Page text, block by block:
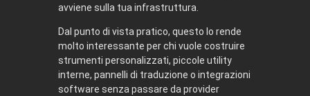
avviene sulla tua infrastruttura.
Dal punto di vista pratico, questo lo rende
molto interessante per chi vuole costruire
strumenti personalizzati, piccole utility
interne, pannelli di traduzione o integrazioni
software senza passare da provider